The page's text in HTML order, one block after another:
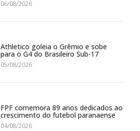
06/08/2026
Athletico goleia o Grêmio e sobe
para o G4 do Brasileiro Sub-17
05/08/2026
FPF comemora 89 anos dedicados ao
crescimento do futebol paranaense
04/08/2026